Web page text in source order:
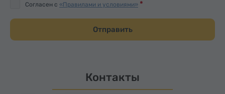
Согласен с «Правилами и условиями»
Отправить
Контакты